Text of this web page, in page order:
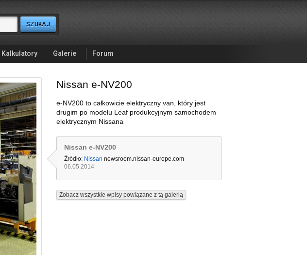
Kalkulatory Galerie Forum
Nissan e-NV200
e-NV200 to całkowicie elektryczny van, który jest
drugim po modelu Leaf produkcyjnym samochodem
elektrycznym Nissana
Nissan e-NV200
Źródło: Nissan newsroom.nissan-europe.com
06.05.2014
Zobacz wszystkie wpisy powiązane z tą galerią